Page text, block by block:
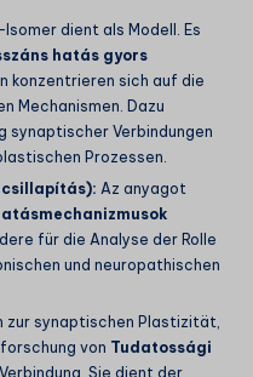
Isomer dient als Modell. Es
hatás gyors
konzentrieren sich auf die
Mechanismen. Dazu
synaptischer Verbindungen
Prozessen.
Az anyagot
für die Analyse der Rolle
und neuropathischen
zur synaptischen Plastizität,
von Tudatossági
Sie dient der